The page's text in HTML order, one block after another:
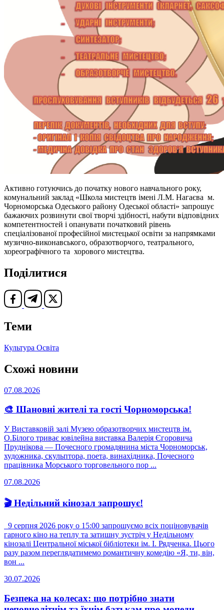
Активно готуючись до початку нового навчального року,
комунальний заклад «Школа мистецтв імені Л.М. Нагаєва м.
Чорноморська Одеського району Одеської області» запрошує
бажаючих розвинути свої творчі здібності, набути відповідних
компетентностей і опанувати початковий рівень
спеціалізованої професійної мистецької освіти за напрямками
музично-виконавського, образотворчого, театрального,
хореографічного та хорового мистецтва.
Поділитися
Теми
Культура Освіта
Схожі новини
07.08.2026
🎨 Шановні жителі та гості Чорноморська!
У Виставковій залі Музею образотворчих мистецтв ім.
О.Білого триває ювілейна виставка Валерія Єгоровича
Пруднікова — Почесного громадянина міста Чорноморськ,
художника, скульптора, поета, винахідника, Почесного
працівника Морського торговельного пор ...
07.08.2026
🎬 Недільний кінозал запрошує!
9 серпня 2026 року о 15:00 запрошуємо всіх поціновувачів
гарного кіно на теплу та затишну зустріч у Недільному
кінозалі Центральної міської бібліотеки ім. І. Рядченка. Цього
разу разом переглядатимемо романтичну комедію «Я, ти, він,
вон ...
30.07.2026
Безпека на колесах: що потрібно знати